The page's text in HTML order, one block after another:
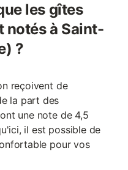
les gîtes
notés à Saint-
?
reçoivent de
la part des
une note de 4,5
il est possible de
pour vos